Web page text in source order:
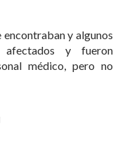
encontraban y algunos
afectados y fueron
médico, pero no